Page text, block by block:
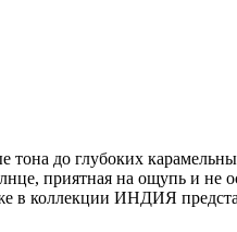
до глубоких
приятная на ощупь и не
в коллекции ИНДИЯ